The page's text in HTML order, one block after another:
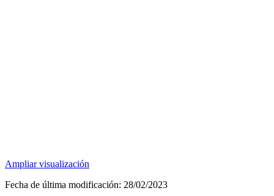
Ampliar visualización
Fecha de última modificación: 28/02/2023